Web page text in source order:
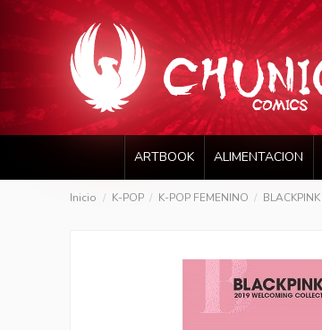
ARTBOOK ALIMENTACION
Inicio K-POP K-POP FEMENINO BLACKPINK